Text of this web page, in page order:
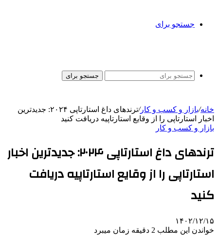
جستجو برای
جستجو برای
خانه/بازار و کسب و کار/
ترندهای داغ استارتاپی ۲۰۲۴: جدیدترین
اخبار استارتاپی را از وقایع استارتاپیه دریافت کنید
بازار و کسب و کار
ترندهای داغ استارتاپی ۲۰۲۴: جدیدترین اخبار
استارتاپی را از وقایع استارتاپیه دریافت
کنید
۱۴۰۲/۱۲/۱۵
خواندن این مطلب 2 دقیقه زمان میبرد